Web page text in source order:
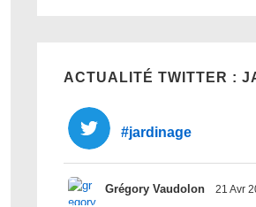
ACTUALITÉ TWITTER :
#jardinage
Grégory Vaudolon 21 Avr